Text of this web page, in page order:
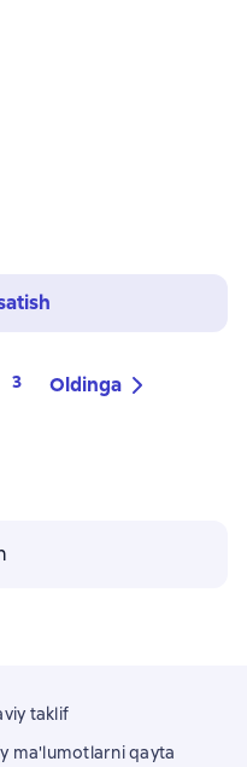
4,4 на основе 25 оценок
3 Oldinga
taklif
ma'lumotlarni qayta